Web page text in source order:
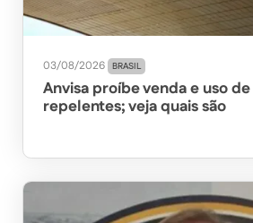
03/08/2026 BRASIL
Anvisa proíbe venda e uso
repelentes; veja quais são